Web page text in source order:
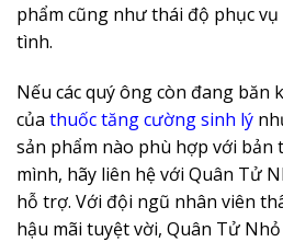
phẩm cũng như thái độ phục
tình.
Nếu các quý ông còn đang băn
của thuốc tăng cường sinh lý
sản phẩm nào phù hợp với bản
mình, hãy liên hệ với Quân Tử
hỗ trợ. Với đội ngũ nhân viên
hậu mãi tuyệt vời, Quân Tử